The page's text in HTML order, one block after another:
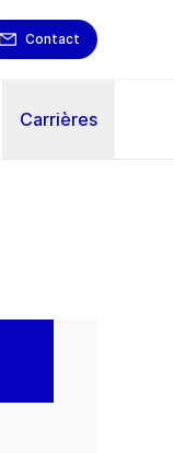
Contact
Carrières